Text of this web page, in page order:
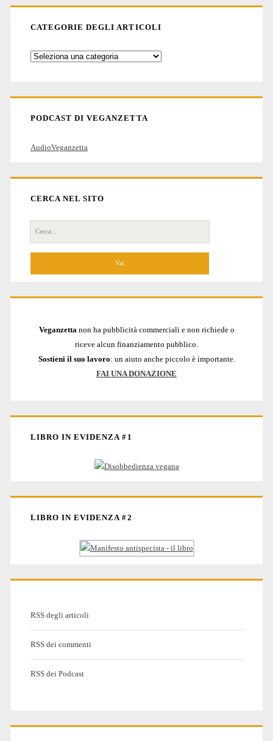
CATEGORIE DEGLI ARTICOLI
Categorie
PODCAST DI VEGANZETTA
AudioVeganzetta
CERCA NEL SITO
Cerca
per:
Veganzetta non ha pubblicità commerciali e non richiede o
riceve alcun finanziamento pubblico.
Sostieni il suo lavoro: un aiuto anche piccolo è importante.
FAI UNA DONAZIONE
LIBRO IN EVIDENZA #1
LIBRO IN EVIDENZA #2
RSS degli articoli
RSS dei commenti
RSS dei Podcast